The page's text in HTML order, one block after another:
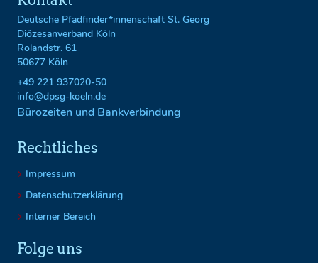
Deutsche Pfadfinder*innenschaft St. Georg
Diözesanverband Köln
Rolandstr. 61
50677 Köln
+49 221 937020-50
info@dpsg-koeln.de
Bürozeiten und Bankverbindung
Rechtliches
Impressum
Datenschutzerklärung
Interner Bereich
Folge uns